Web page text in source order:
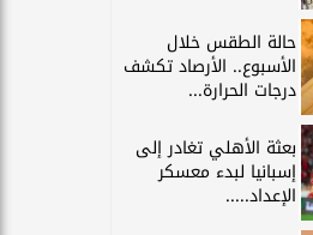
حالة الطقس خلال
الأسبوع.. الأرصاد تكشف
درجات الحرارة...
بعثة الأهلي تغادر إلى
إسبانيا لبدء معسكر
الإعداد.....